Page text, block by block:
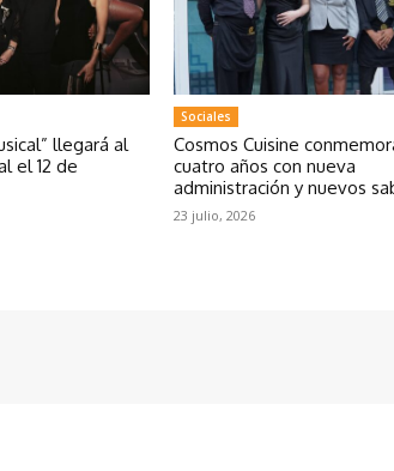
llegará al
el 12 de
Sociales
Cosmos Cuisine
cuatro años con nueva
administración y nuevos
23 julio, 2026